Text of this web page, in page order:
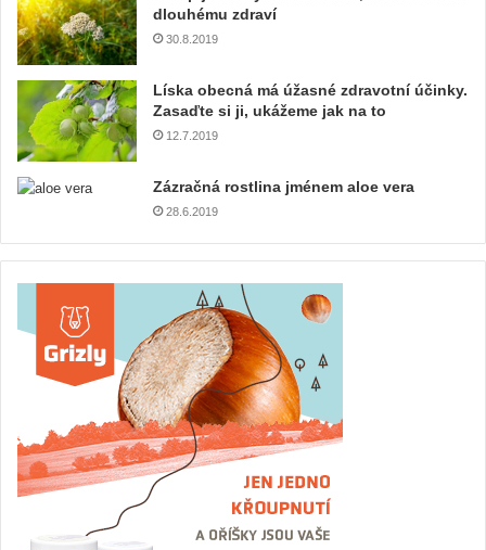
dlouhému zdraví
30.8.2019
Líska obecná má úžasné zdravotní účinky.
Zasaďte si ji, ukážeme jak na to
12.7.2019
Zázračná rostlina jménem aloe vera
28.6.2019